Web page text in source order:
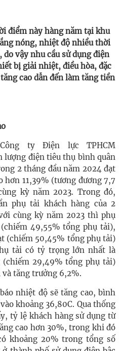
điểm này hàng năm tại khu
nóng, nhiệt độ nhiều thời
vậy nhu cầu sử dụng điện
bị giải nhiệt, điều hòa, đặc
cao dẫn đến làm tăng tiền
ty Điện lực TPHCM
lượng điện tiêu thụ bình quân
2 tháng đầu năm 2024 đạt
hơn 11,39% (tương đương 7,7
kỳ năm 2023. Trong đó,
phụ tải khách hàng của 2
cùng kỳ năm 2023 thì phụ
49,55% tổng phụ tải),
(chiếm 50,45% tổng phụ tải)
tải có tỷ trọng lớn nhất là
(chiếm 29,49% tổng phụ tải)
và tăng trưởng 6,2%.
nhiệt độ sẽ tăng cao, bình
khoảng 36,80C. Qua thống
tỷ lệ khách hàng sử dụng từ
cao hơn 30%, trong khi đó
khoảng 20% trong tổng số